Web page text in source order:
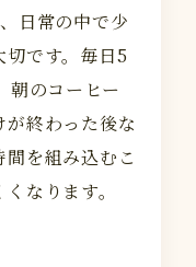
日常の中で少
切です。毎日5
朝のコーヒー
終わった後な
を組み込むこ
なります。